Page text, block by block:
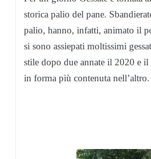
storica palio del pane.
palio, hanno, infatti, animato il
si sono assiepati moltissimi
stile dopo due annate il 2020 e il
in forma più contenuta nell’altro.